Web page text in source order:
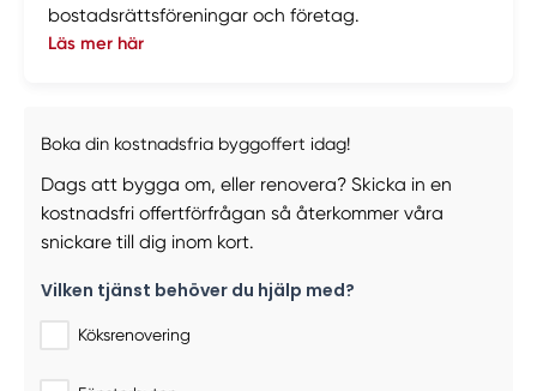
bostadsrättsföreningar och företag.
Läs mer här
Boka din kostnadsfria byggoffert idag!
Dags att bygga om, eller renovera? Skicka in en
kostnadsfri offertförfrågan så återkommer våra
snickare till dig inom kort.
Vilken tjänst behöver du hjälp med?
Köksrenovering